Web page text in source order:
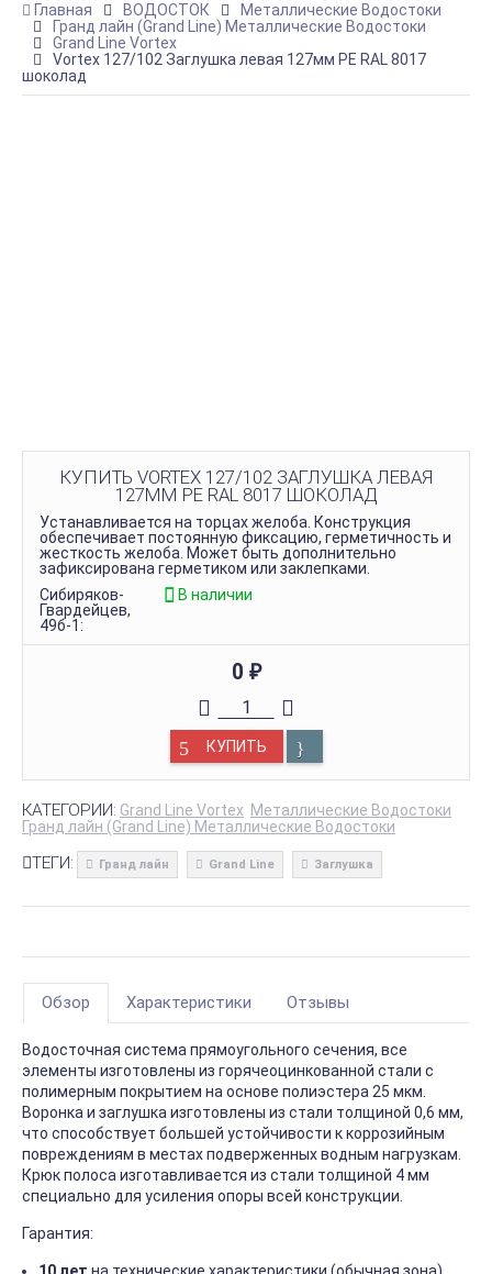
Главная ВОДОСТОК
Металлические Водостоки
Гранд лайн (Grand Line) Металлические Водостоки
Grand Line Vortex
Vortex 127/102 Заглушка левая 127мм PE RAL 8017
шоколад
КУПИТЬ VORTEX 127/102 ЗАГЛУШКА ЛЕВАЯ
127ММ PE RAL 8017 ШОКОЛАД
Устанавливается на торцах желоба. Конструкция
обеспечивает постоянную фиксацию, герметичность и
жесткость желоба. Может быть дополнительно
зафиксирована герметиком или заклепками.
Сибиряков-
Гвардейцев,
49б-1:
В наличии
0 ₽
КУПИТЬ
КАТЕГОРИИ: Grand Line Vortex Металлические Водостоки
Гранд лайн (Grand Line) Металлические Водостоки
ТЕГИ: Гранд лайн Grand Line Заглушка
Обзор Характеристики Отзывы
Водосточная система прямоугольного сечения, все
элементы изготовлены из горячеоцинкованной стали с
полимерным покрытием на основе полиэстера 25 мкм.
Воронка и заглушка изготовлены из стали толщиной 0,6 мм,
что способствует большей устойчивости к коррозийным
повреждениям в местах подверженных водным нагрузкам.
Крюк полоса изготавливается из стали толщиной 4 мм
специально для усиления опоры всей конструкции.
Гарантия: